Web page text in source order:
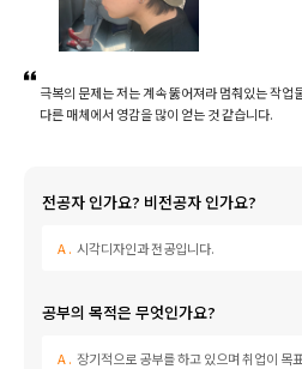
취업패키지
취업지원센터
아카데미소개
극복의 문제는 저는 계속 뚫어져라 멈춰있는 작업
다른 매체에서 영감을 많이 얻는 것 같습니다.
전공자 인가요? 비전공자 인가요?
시각디자인과 전공입니다.
공부의 목적은 무엇인가요?
장기적으로 공부를 하고 있으며 취업이 목